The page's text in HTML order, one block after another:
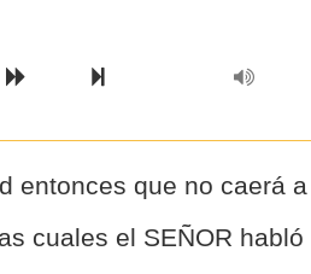
Full Chapter
Next Chapter
Next Book
entonces que no caerá
cuales el SEÑOR